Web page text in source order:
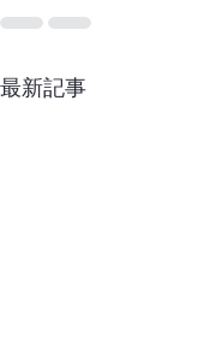
最新記事